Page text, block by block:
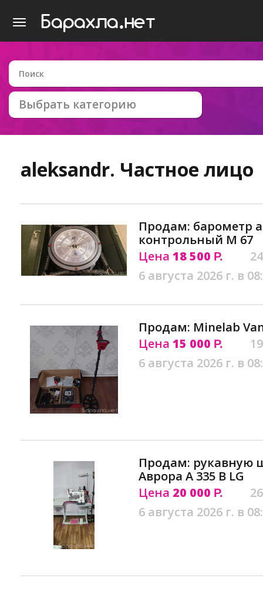
Выбрать категорию
aleksandr. Частное лицо
Продам: барометр
контрольный М 67
Цена 18 500 Р.
6 августа 2026 г. в
Продам: Minelab
Цена 15 000 Р.
6 августа 2026 г. в
Продам: рукавную
Аврора А 335 B LG
Цена 20 000 Р.
6 августа 2026 г. в